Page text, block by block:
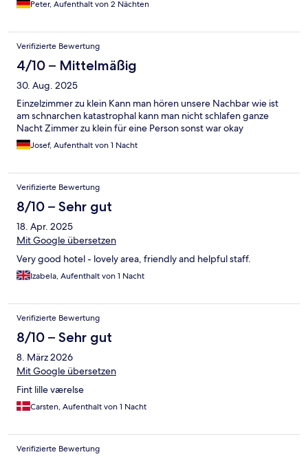
Peter, Aufenthalt von 2 Nächten
Verifizierte Bewertung
4/10 – Mittelmäßig
30. Aug. 2025
Einzelzimmer zu klein Kann man hören unsere Nachbar wie ist
am schnarchen katastrophal kann man nicht schlafen ganze
Nacht Zimmer zu klein für eine Person sonst war okay
Josef, Aufenthalt von 1 Nacht
Verifizierte Bewertung
8/10 – Sehr gut
18. Apr. 2025
Mit Google übersetzen
Very good hotel - lovely area, friendly and helpful staff.
Izabela, Aufenthalt von 1 Nacht
Verifizierte Bewertung
8/10 – Sehr gut
8. März 2026
Mit Google übersetzen
Fint lille værelse
Carsten, Aufenthalt von 1 Nacht
Verifizierte Bewertung